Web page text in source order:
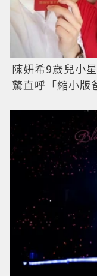
陳妍希9歲兒小
驚直呼「縮小版